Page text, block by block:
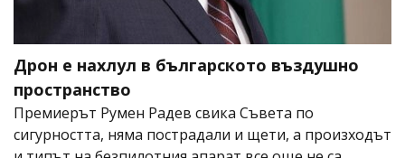
Дрон е нахлул в българското въздушно
пространство
Премиерът Румен Радев свика Съвета по
сигурността, няма пострадали и щети, а произходът